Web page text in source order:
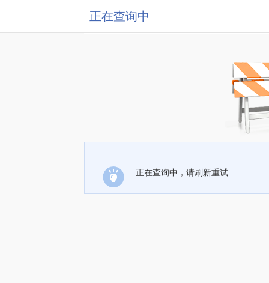
正在查询中
正在查询中，请刷新重试